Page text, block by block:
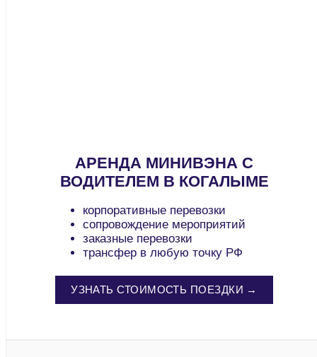
АРЕНДА МИНИВЭНА С
ВОДИТЕЛЕМ В КОГАЛЫМЕ
корпоративные перевозки
сопровождение мероприятий
заказные перевозки
трансфер в любую точку РФ
УЗНАТЬ СТОИМОСТЬ ПОЕЗДКИ →